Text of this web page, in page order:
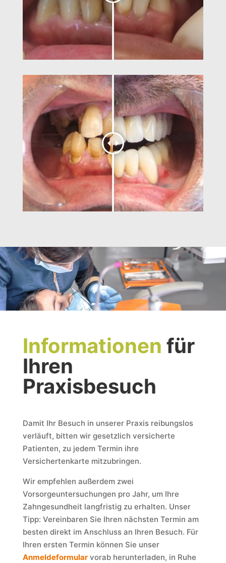
Informationen für
Ihren
Praxisbesuch
Damit Ihr Besuch in unserer Praxis reibungslos
verläuft, bitten wir gesetzlich versicherte
Patienten, zu jedem Termin ihre
Versichertenkarte mitzubringen.
Wir empfehlen außerdem zwei
Vorsorgeuntersuchungen pro Jahr, um Ihre
Zahngesundheit langfristig zu erhalten. Unser
Tipp: Vereinbaren Sie Ihren nächsten Termin am
besten direkt im Anschluss an Ihren Besuch. Für
Ihren ersten Termin können Sie unser
Anmeldeformular vorab herunterladen, in Ruhe